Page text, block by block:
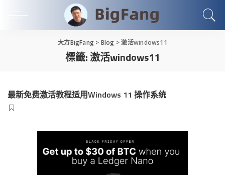
大方BigFang > Blog >激活windows11
標籤:激活windows11
最新免费激活教程适用Windows 11 操作系统